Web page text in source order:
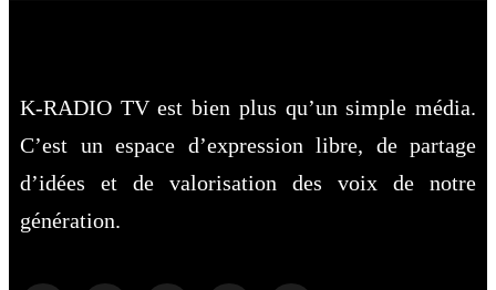
K-RADIO TV est bien plus qu’un simple média.
C’est un espace d’expression libre, de partage
d’idées et de valorisation des voix de notre
génération.